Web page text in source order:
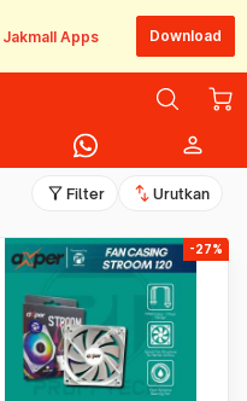
Jakmall Apps Download
person
filter_alt Filter swap_vert Urutkan
-27%